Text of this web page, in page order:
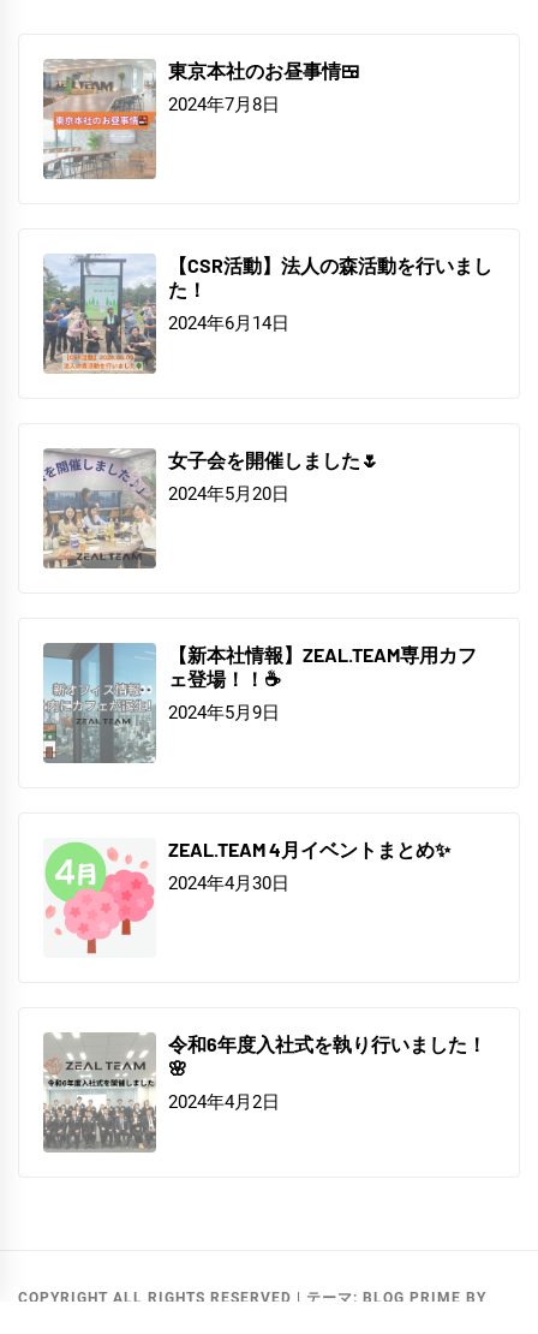
東京本社のお昼事情🍱
2024年7月8日
【CSR活動】法人の森活動を行いまし
た！
2024年6月14日
女子会を開催しました🌷
2024年5月20日
【新本社情報】ZEAL.TEAM専用カフ
ェ登場！！☕
2024年5月9日
ZEAL.TEAM 4月イベントまとめ✨
2024年4月30日
令和6年度入社式を執り行いました！
🌸
2024年4月2日
COPYRIGHT ALL RIGHTS RESERVED | テーマ: BLOG PRIME BY